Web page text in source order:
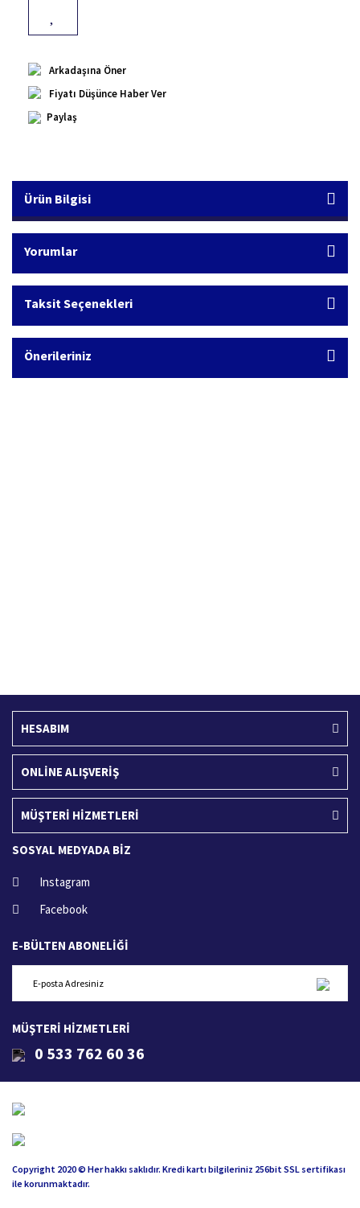
Arkadaşına Öner
Fiyatı Düşünce Haber Ver
Paylaş
Ürün Bilgisi
Yorumlar
Taksit Seçenekleri
Önerileriniz
HESABIM
ONLİNE ALIŞVERİŞ
MÜŞTERİ HİZMETLERİ
SOSYAL MEDYADA BİZ
Instagram
Facebook
E-BÜLTEN ABONELİĞİ
MÜŞTERİ HİZMETLERİ
0 533 762 60 36
Copyright 2020 © Her hakkı saklıdır. Kredi kartı bilgileriniz 256bit SSL sertifikası
ile korunmaktadır.